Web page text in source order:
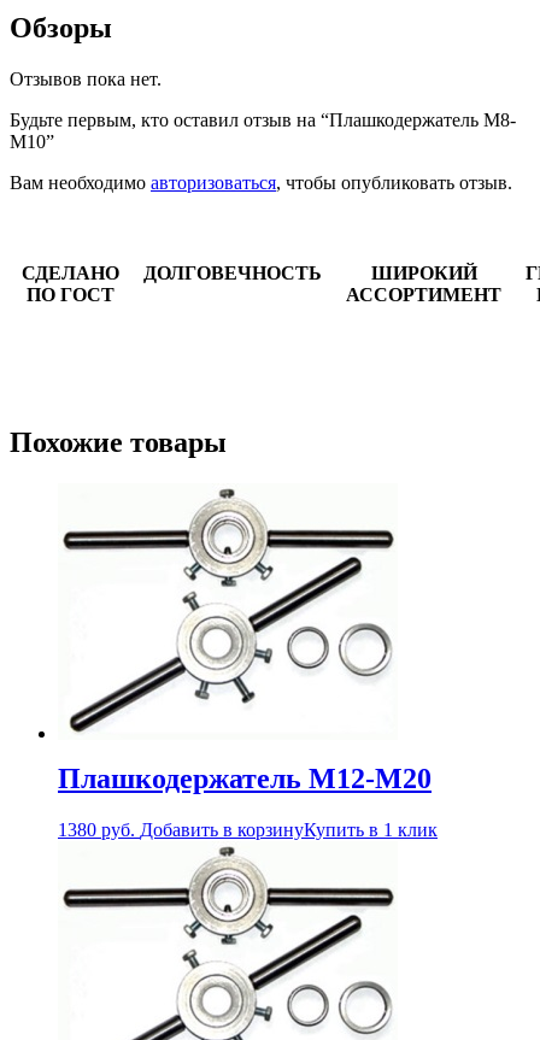
Обзоры
Отзывов пока нет.
Будьте первым, кто оставил отзыв на “Плашкодержатель М8-
М10”
Вам необходимо авторизоваться, чтобы опубликовать отзыв.
СДЕЛАНО
ПО ГОСТ
ДОЛГОВЕЧНОСТЬ
ШИРОКИЙ
АССОРТИМЕНТ
Похожие товары
Плашкодержатель М12-М20
1380 руб. Добавить в корзинуКупить в 1 клик